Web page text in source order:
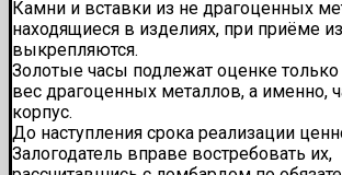
Камни и вставки из не драгоценных
находящиеся в изделиях, при приёме
выкрепляются.
Золотые часы подлежат оценке только
вес драгоценных металлов, а именно,
корпус.
До наступления срока реализации
Залогодатель вправе востребовать их,